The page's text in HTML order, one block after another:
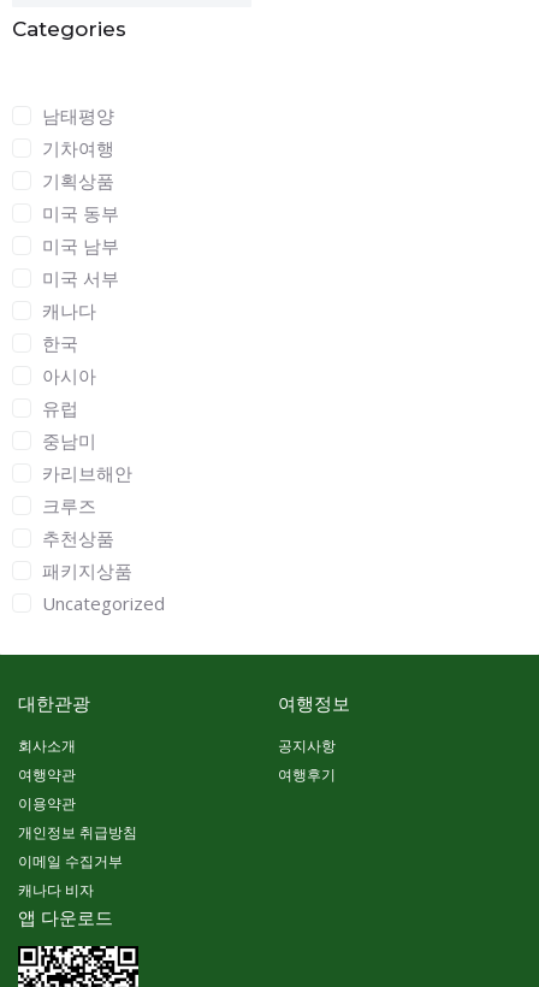
Categories
남태평양
기차여행
기획상품
미국 동부
미국 남부
미국 서부
캐나다
한국
아시아
유럽
중남미
카리브해안
크루즈
추천상품
패키지상품
Uncategorized
대한관광
회사소개
여행약관
이용약관
개인정보 취급방침
이메일 수집거부
캐나다 비자
여행정보
공지사항
여행후기
앱 다운로드